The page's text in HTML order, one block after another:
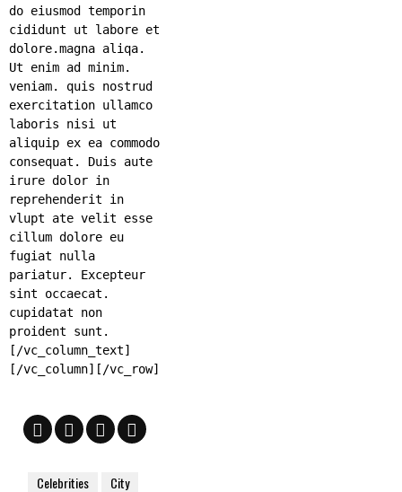
do eiusmod temporin
cididunt ut labore et
dolore.magna aliqa.
Ut enim ad minim.
veniam. quis nostrud
exercitation ullamco
laboris nisi ut
aliquip ex ea commodo
consequat. Duis aute
irure dolor in
reprehenderit in
vlupt ate velit esse
cillum dolore eu
fugiat nulla
pariatur. Excepteur
sint occaecat.
cupidatat non
proident sunt.
[/vc_column_text]
[/vc_column][/vc_row]
Celebrities
City